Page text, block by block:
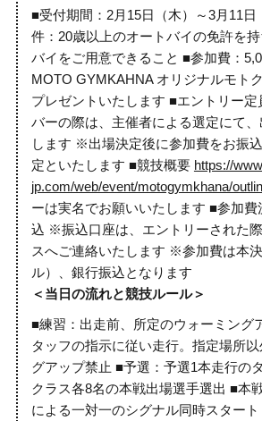
■受付期間：2月15日（木）～3月11日
件：20歳以上のオートバイの免許を
バイをご用意できること ■参加費：
MOTO GYMKAHNA オリジナルモト
プレゼントいたします ■エントリー定
バーの際は、主催者による選定にて
します ※出場決定後に参加費をお振
定といたします ■競技概要 https://
jp.com/web/event/motogymkhana/
ーは実名でお願いいたします ■参加費
込 ※振込口座は、エントリーされた
スへご連絡いたします ※参加費は本
ル）、銀行振込となります
＜当日の流れと競技ルール＞
■練習：出走前、所定のウォーミング
タッフの指示に従い走行。指定場所
グアップ禁止 ■予選：予選1本走行の
クラス各8名の本戦出場選手選出 ■本
による一対一のシグナル同時スター